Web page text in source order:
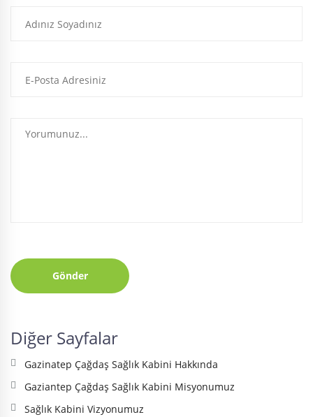
Gönder
Diğer Sayfalar
Gazinatep Çağdaş Sağlık Kabini Hakkında
Gaziantep Çağdaş Sağlık Kabini Misyonumuz
Sağlık Kabini Vizyonumuz